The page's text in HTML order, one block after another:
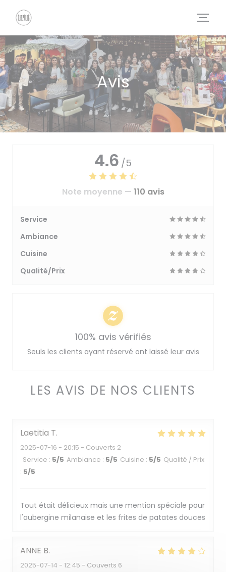
Avis
LES AVIS DE NOS CLIENTS
Laetitia T
2025-07-16 - 20:15 - Couverts 2
Service : 5/5 Ambiance : 5/5 Cuisine : 5/5 Qualité / Prix
: 5/5
Tout était délicieux mais une mention spéciale pour
l'aubergine milanaise et les frites de patates douces
ANNE B
2025-07-14 - 12:45 - Couverts 6
4.6 /5
Note moyenne — 110 avis
Service
Ambiance
Cuisine
Qualité/Prix
100% avis vérifiés
Seuls les clients ayant réservé ont laissé leur avis